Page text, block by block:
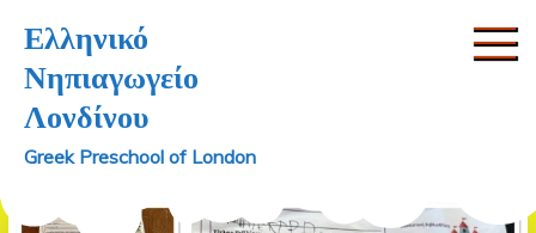
content
Ελληνικό
Νηπιαγωγείο
Λονδίνου
Greek Preschool of London